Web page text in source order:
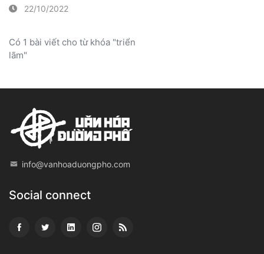
22/10/2022
Có 1 bài viết cho từ khóa "triển
lãm"
info@vanhoaduongpho.com
Social connect